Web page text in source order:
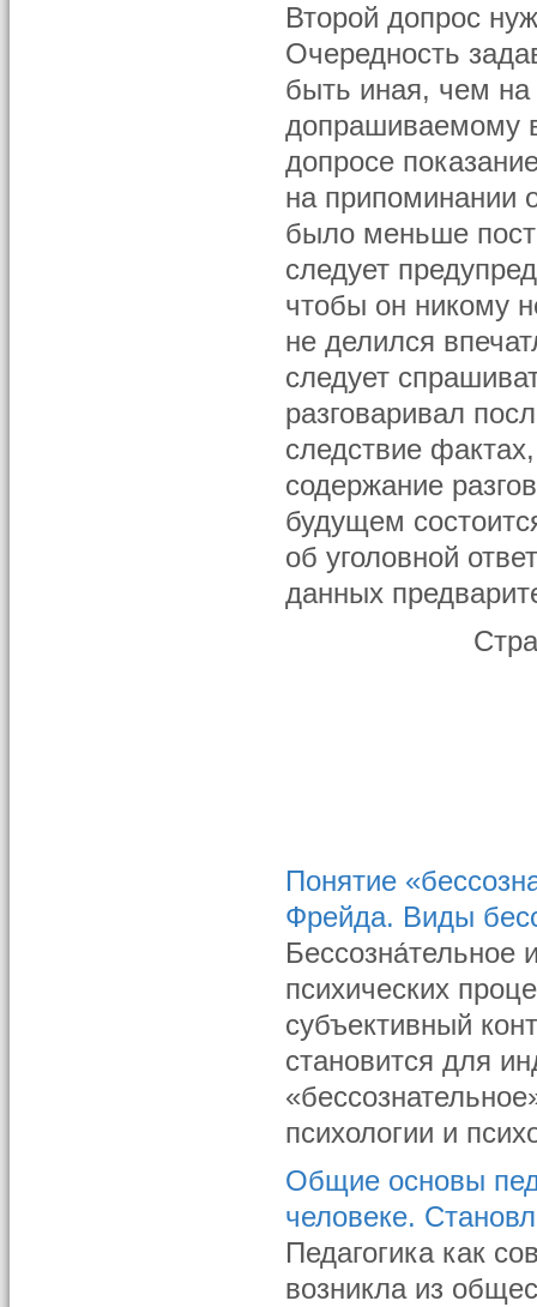
Второй допрос
Очередность
быть иная, чем на
допрашиваемому
допросе
на припоминании
было меньше
следует
чтобы он никому
не делился
следует
разговаривал
следствие
содержание
будущем
об уголовной
данных
Понятие
Фрейда. Виды
Бессозна́тельное
психических
субъективный
становится для
психологии и
Общие основы
человеке.
Педагогика как
возникла из